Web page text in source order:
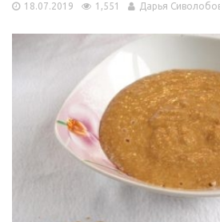
18.07.2019 1,551 Дарья